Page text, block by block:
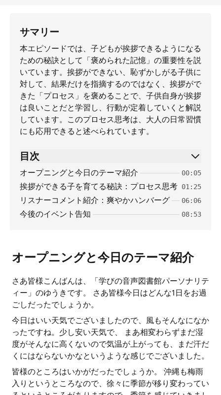
サマリー
本エピソードでは、子どもが挨拶できるようになる
ための秘訣として「褒められた記憶」の重要性を説
いています。挨拶ができない、恥ずかしがる子供に
対して、結果だけを指摘するのではなく、挨拶がで
きた「プロセス」を褒めることで、子供自身が挨拶
は良いことだと学習し、行動が定着していくと解説
しています。このプロセス思考は、大人の日常習慣
にも応用できると述べられています。
目次
オープニングと今日のテーマ紹介 00:05
挨拶ができる子を育てる秘訣：プロセス思考 01:25
リスナーコメント紹介：爽やかハンバーグ 06:06
今後のイベント告知 08:53
オープニングと今日のテーマ紹介
さあ皆様こんばんは、「学びの音声図書館パーソナリテ
ィー」のゆうきです。 さあ皆様今日はどんな1日をお過
ごしだったでしょうか。
今日はいい天気でございましたので、風もそんなになか
ったですね。少し安い天気で、 まあ相変わらずまだ湿
度がそんなに高くないので気温が上がっても、まだ汗だ
くにはならないかなというような感じでございました。
皆様のところはいかがだったでしょうか。 沖縄も梅雨
入りというところなので、徐々に季節が移り変わってい